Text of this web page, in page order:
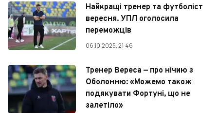
Найкращі тренер та футболіст
вересня. УПЛ оголосила
переможців
06.10.2025, 21:46
Тренер Вереса — про нічию з
Оболонню: «Можемо також
подякувати Фортуні, що не
залетіло»